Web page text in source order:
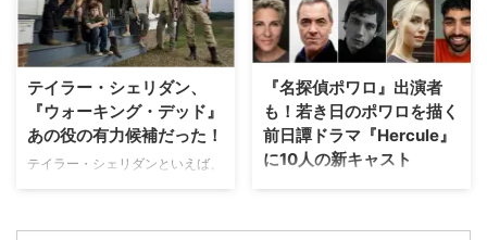
シーズンが作品のファイナルシー
ズンとなる。 『アートフル・ド
ジャー』シーズン3で幕引きへ
ャールズ・ディケンズの名作小説
「オリバー・ツイスト」の15年後
となる1850年代のオーストラリ
アを舞台にした大ヒットドラマ。
ー）役を務める『クイーンズ・ギ
ミアム4Kにて8月10日（月）放送
スタート。 犯人はほかにいる…？
疑心暗鬼に襲われる一家 原作は
1958年に発表され、1984年に
『ドーバー海峡殺人事件』という
邦題で映画が作られたことも。そ
の際には、ドナルド・サザーラン
ド、フェイ・ダナウェイ、クリス
トファー・プラマーなどが出演し
ストには、過去にクリスティー作
テイラー・シェリダン、
『ウォーキング・デッド』
あの役の有力候補だった！
テイラー・シェリダンといえば、
『ウォーキング・デッド』で俳優
『名探偵ポワロ』出演者
も！若き日のポワロを描く
前日譚ドラマ『Hercule』
に10人の新キャスト
英BBCが“ミステリーの女王”アガ
名なキャラクター、エルキュー